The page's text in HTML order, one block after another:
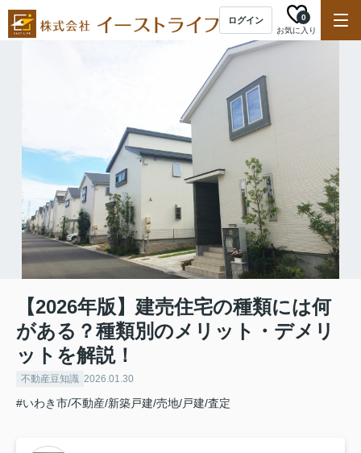
ログイン
お気に入り
0
【2026年版】建売住宅の種類には何
がある？種類別のメリット・デメリ
ットを解説！
不動産豆知識 2026.01.30
#いわき市/不動産/新築戸建/売地/戸建/査定